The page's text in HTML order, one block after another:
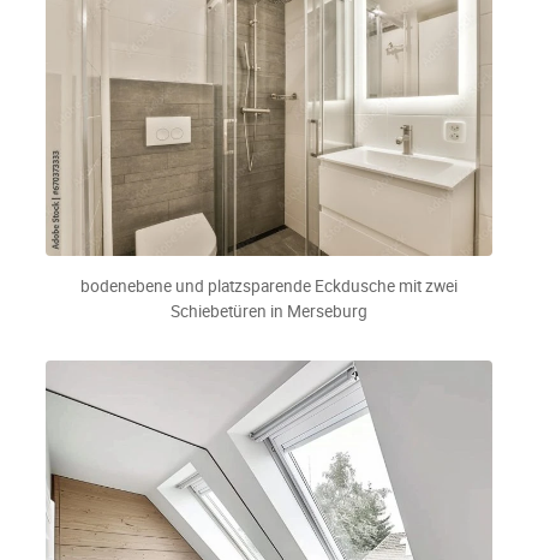
bodenebene und platzsparende Eckdusche mit zwei
Schiebetüren in Merseburg